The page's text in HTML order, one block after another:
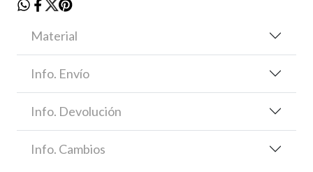
Material
Info. Envío
Info. Devolución
Info. Cambios